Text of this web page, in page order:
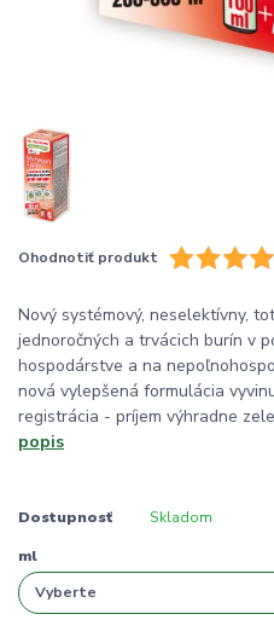
Ohodnotiť produkt
Nový systémový, neselektívny,
jednoročných a trvácich burín v
hospodárstve a na
nová vylepšená formulácia
registrácia - príjem výhradne
popis
Dostupnosť Skladom
ml